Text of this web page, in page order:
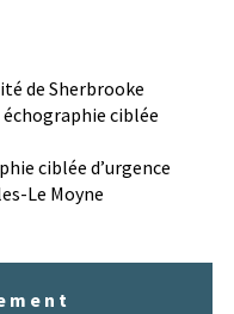
de Sherbrooke
ciblée
ciblée d’urgence
Le Moyne